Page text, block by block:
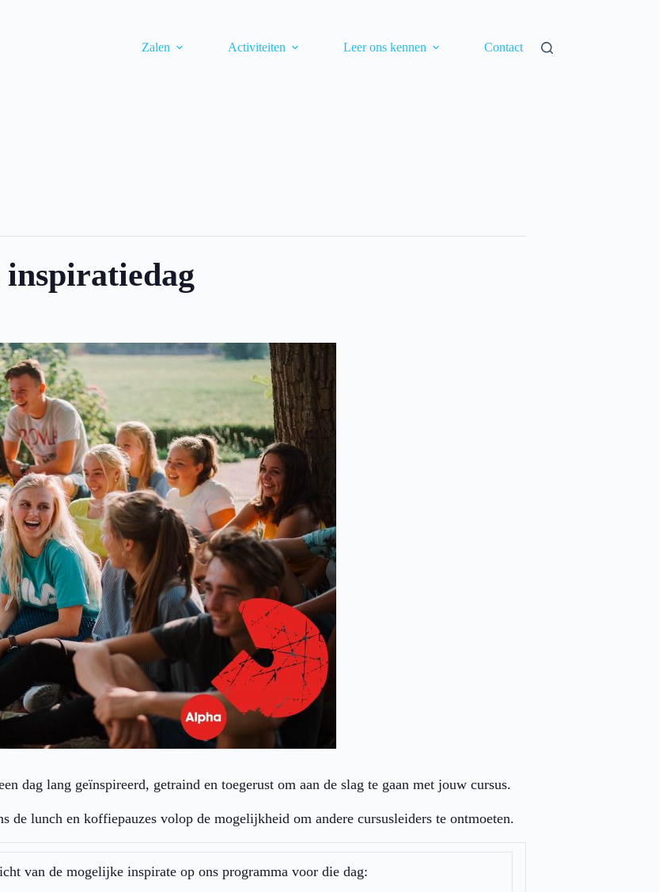
Zalen
Activiteiten Leer ons kennen Contact
dag lang geïnspireerd, getraind en toegerust om aan de slag te gaan met jouw cursus.
de lunch en koffiepauzes volop de mogelijkheid om andere cursusleiders te ontmoeten.
van de mogelijke inspirate op ons programma voor die dag: